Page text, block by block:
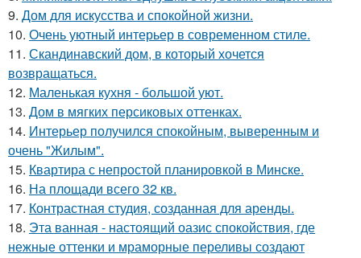
9. Дом для искусства и спокойной жизни.
10. Очень уютный интерьер в современном стиле.
11. Скандинавский дом, в который хочется
возвращаться.
12. Маленькая кухня - большой уют.
13. Дом в мягких персиковых оттенках.
14. Интерьер получился спокойным, выверенным и
очень "Жилым".
15. Квартира с непростой планировкой в Минске.
16. На площади всего 32 кв.
17. Контрастная студия, созданная для аренды.
18. Эта ванная - настоящий оазис спокойствия, где
нежные оттенки и мраморные переливы создают